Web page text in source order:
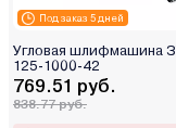
Под заказ 5 дней
Угловая шлифмашина
125-1000-42
769.51 руб.
838.77 руб.